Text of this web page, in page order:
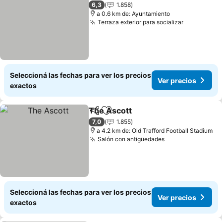
6,3
1.858
a 0.6 km de: Ayuntamiento
Terraza exterior para socializar
Seleccioná las fechas para ver los precios
exactos
Ver precios
Compartir
Añadir a favoritos
The Ascott
7,0
1.855
a 4.2 km de: Old Trafford Football Stadium
Salón con antigüedades
Seleccioná las fechas para ver los precios
exactos
Ver precios